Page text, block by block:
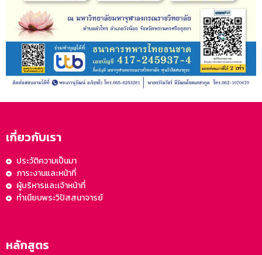
เกี่ยวกับเรา
ประวัติความเป็นมา
ภาระงานและหน้าที่
ผู้บริหารและเจ้าหน้าที่
ทำเนียบพระวิปัสสนาจารย์
หลักสูตร